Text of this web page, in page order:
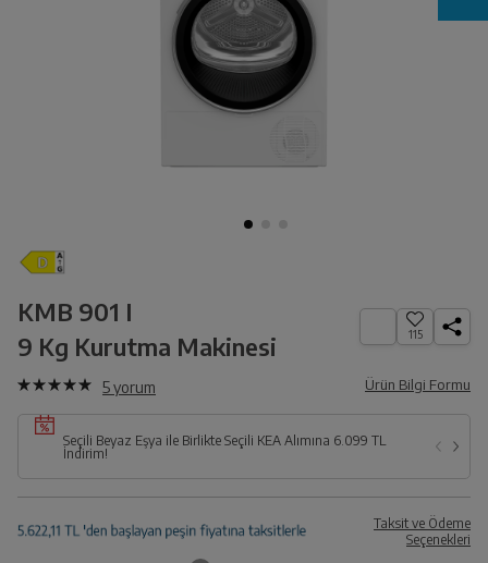
KMB 901 I
9 Kg Kurutma Makinesi
115
5yorum Ürün Bilgi Formu
Seçili Beyaz Eşya ile Birlikte Seçili KEA Alımına 6.099 TL
İndirim!
Taksit ve Ödeme
Seçenekleri